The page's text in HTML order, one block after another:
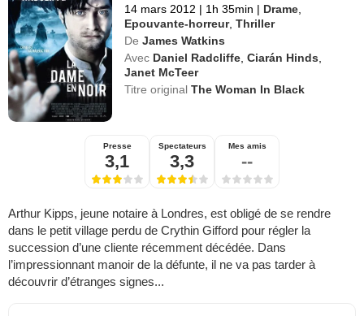
14 mars 2012 | 1h 35min | Drame
Epouvante-horreur,Thriller
De James Watkins
Avec Daniel Radcliffe ,Ciarán Hinds
Janet McTeer
Titre originalThe Woman In Black
Presse
3,1
Spectateurs
3,3
Mes amis
--
Arthur Kipps, jeune notaire à Londres, est obligé de se rendre
dans le petit village perdu de Crythin Gifford pour régler la
succession d’une cliente récemment décédée. Dans
l’impressionnant manoir de la défunte, il ne va pas tarder à
découvrir d’étranges signes...